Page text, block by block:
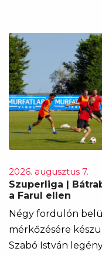
2026. augusztus 7.
Szuperliga |
a Farul ellen
Négy fordulón
mérkőzésére
Szabó István